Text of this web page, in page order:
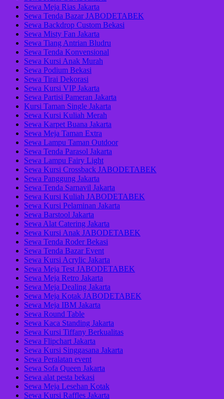
Sewa Meja Rias Jakarta
Sewa Tenda Bazar JABODETABEK
Sewa Backdrop Custom Bekasi
Sewa Misty Fan Jakarta
Sewa Tiang Antrian Bludru
Sewa Tenda Konvensional
Sewa Kursi Anak Murah
Sewa Podium Bekasi
Sewa Tirai Dekorasi
Sewa Kursi VIP Jakarta
Sewa Partisi Pameran Jakarta
Kursi Taman Single Jakarta
Sewa Kursi Kuliah Merah
Sewa Karpet Buana Jakarta
Sewa Meja Taman Extra
Sewa Lampu Taman Outdoor
Sewa Tenda Parasol Jakarta
Sewa Lampu Fairy Light
Sewa Kursi Crossback JABODETABEK
Sewa Panggung Jakarta
Sewa Tenda Sarnavil Jakarta
Sewa Kursi Kuliah JABODETABEK
Sewa Kursi Pelaminan Jakarta
Sewa Barstool Jakarta
Sewa Alat Catering Jakarta
Sewa Kursi Anak JABODETABEK
Sewa Tenda Roder Bekasi
Sewa Tenda Bazar Event
Sewa Kursi Acrylic Jakarta
Sewa Meja Test JABODETABEK
Sewa Meja Retro Jakarta
Sewa Meja Dealing Jakarta
Sewa Meja Kotak JABODETABEK
Sewa Meja IBM Jakarta
Sewa Round Table
Sewa Kaca Standing Jakarta
Sewa Kursi Tiffany Berkualitas
Sewa Flipchart Jakarta
Sewa Kursi Singgasana Jakarta
Sewa Peralatan event
Sewa Sofa Queen Jakarta
Sewa alat pesta bekasi
Sewa Meja Lesehan Kotak
Sewa Kursi Raffles Jakarta